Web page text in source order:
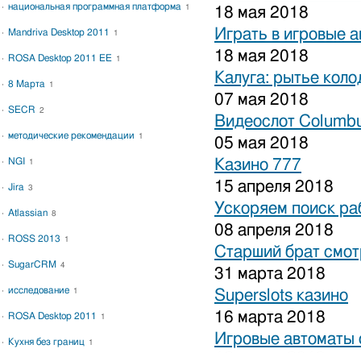
18 мая 2018
Играть в игровые
18 мая 2018
Калуга: рытье
07 мая 2018
Видеослот
05 мая 2018
Казино 777
15 апреля 2018
Ускоряем поиск
08 апреля 2018
Старший брат
31 марта 2018
Superslots казино
16 марта 2018
Игровые автоматы
национальная программная платформа 1
Mandriva Desktop 2011 1
ROSA Desktop 2011 EE 1
8 Марта 1
SECR 2
методические рекомендации 1
NGI 1
Jira 3
Atlassian 8
ROSS 2013 1
SugarCRM 4
исследование 1
ROSA Desktop 2011 1
Кухня без границ 1